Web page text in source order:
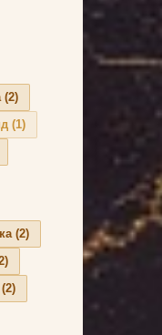
(2)
(1)
(2)
(2)